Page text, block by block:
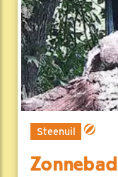
Steenuil
Zonnebad